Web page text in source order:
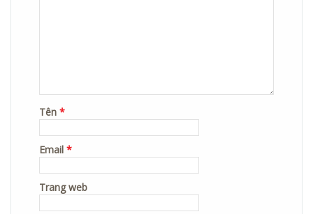
Tên *
Email *
Trang web